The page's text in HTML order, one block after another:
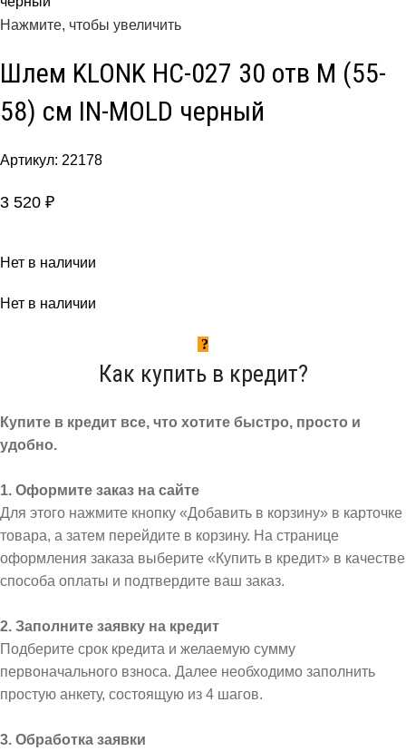
Нажмите, чтобы увеличить
Шлем KLONK HC-027 30 отв M (55-
58) см IN-MOLD черный
Артикул: 22178
3 520 ₽
Нет в наличии
Нет в наличии
Как купить в кредит?
Купите в кредит все, что хотите быстро, просто и
удобно.
1. Оформите заказ на сайте
Для этого нажмите кнопку «Добавить в корзину» в карточке
товара, а затем перейдите в корзину. На странице
оформления заказа выберите «Купить в кредит» в качестве
способа оплаты и подтвердите ваш заказ.
2. Заполните заявку на кредит
Подберите срок кредита и желаемую сумму
первоначального взноса. Далее необходимо заполнить
простую анкету, состоящую из 4 шагов.
3. Обработка заявки